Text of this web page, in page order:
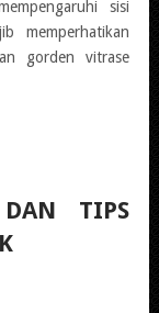
sisi
memperhatikan
gorden vitrase
TIPS